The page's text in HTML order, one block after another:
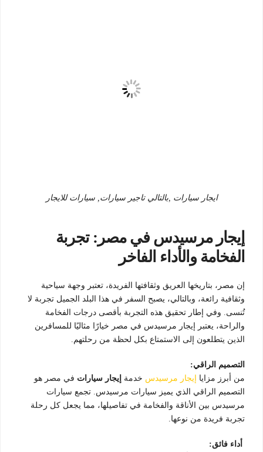
ايجار سيارات ,بالتالي تاجير سيارات, سيارات للايجار
إيجار مرسيدس في مصر: تجربة
الفخامة والأداء الفاخر
إن مصر، بتاريخها العريق وثقافتها الفريدة، تعتبر وجهة سياحية
وثقافية رائعة، وبالتالي، يصبح السفر في هذا البلد الجميل تجربة لا
تُنسى. وفي إطار تحقيق هذه التجربة بأقصى درجات الفخامة
والراحة، يعتبر إيجار مرسيدس في مصر خيارًا مثاليًا للمسافرين
الذين يتطلعون إلى الاستمتاع بكل لحظة من رحلتهم.
التصميم الراقي:
من أبرز مزايا
إيجار مرسيدس خدمة إيجار سيارات في مصر هو
التصميم الراقي الذي يميز سيارات مرسيدس. تجمع سيارات
مرسيدس بين الأناقة والفخامة في تفاصيلها، مما يجعل كل رحلة
تجربة فريدة من نوعها.
أداء فائق: